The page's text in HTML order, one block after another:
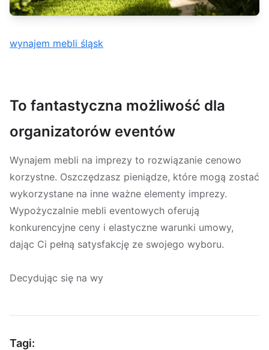
wynajem mebli śląsk
To fantastyczna możliwość dla
organizatorów eventów
Wynajem mebli na imprezy to rozwiązanie cenowo
korzystne. Oszczędzasz pieniądze, które mogą zostać
wykorzystane na inne ważne elementy imprezy.
Wypożyczalnie mebli eventowych oferują
konkurencyjne ceny i elastyczne warunki umowy,
dając Ci pełną satysfakcję ze swojego wyboru.
Decydując się na wy
Tagi: